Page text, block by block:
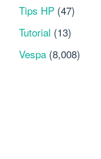
Tips HP (47)
Tutorial (13)
Vespa (8,008)